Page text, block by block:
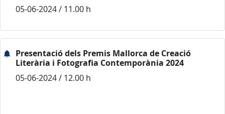
05-06-2024 / 11.00 h
Presentació dels Premis Mallorca de Creació
Literària i Fotografia Contemporània 2024
05-06-2024 / 12.00 h